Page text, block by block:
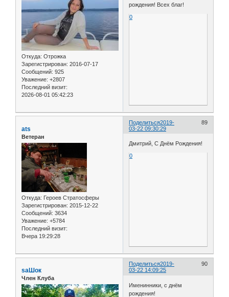
Откуда: Отрожка
Зарегистрирован: 2016-07-17
Сообщений: 925
Уважение: +2807
Последний визит:
2026-08-01 05:42:23
рождения! Всех благ!
0
Поделиться 89
2019-
03-22 09:30:29
ats
Ветеран
Откуда: Героев Стратосферы
Зарегистрирован: 2015-12-22
Сообщений: 3634
Уважение: +5784
Последний визит:
Вчера 19:29:28
Дмитрий, С Днём Рождения!
0
Поделиться 90
2019-
03-22 14:09:25
saШок
Член Клуба
Именинники, с днём
рождения!